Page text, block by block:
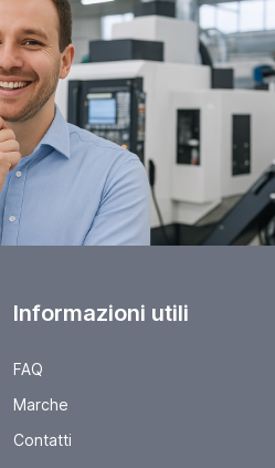
Informazioni utili
FAQ
Marche
Contatti